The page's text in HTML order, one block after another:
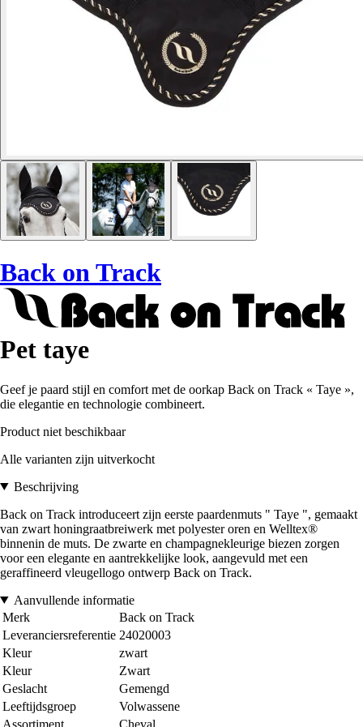
Back on Track
Pet taye
Geef je paard stijl en comfort met de oorkap Back on Track « Taye »,
die elegantie en technologie combineert.
Product niet beschikbaar
Alle varianten zijn uitverkocht
Beschrijving
Back on Track introduceert zijn eerste paardenmuts " Taye ", gemaakt
van zwart honingraatbreiwerk met polyester oren en Welltex®
binnenin de muts. De zwarte en champagnekleurige biezen zorgen
voor een elegante en aantrekkelijke look, aangevuld met een
geraffineerd vleugellogo ontwerp Back on Track.
Aanvullende informatie
Merk
Back on Track
Leveranciersreferentie 24020003
Kleur
zwart
Kleur
Zwart
Geslacht
Gemengd
Leeftijdsgroep
Volwassene
Assortiment
Cheval